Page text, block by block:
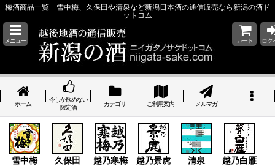
梅酒商品一覧 雪中梅、久保田や清泉など新潟日本酒の通信販売なら新潟の酒ド
ットコム
メニュー カート ログ
ホーム
今しか飲めない
限定酒
カテゴリ ご利用案内 メルマガ
雪中梅 久保田 越乃寒梅 越乃景虎 清泉 越乃白雁